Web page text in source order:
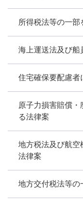
所得税法等の一
海上運送法及び船
住宅確保要配慮者
原子力損害賠償
る法律案
地方税法及び航空
法律案
地方交付税法等の